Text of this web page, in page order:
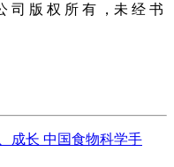
司 版 权 所 有 ，未 经 书
成长 中国食物科学手